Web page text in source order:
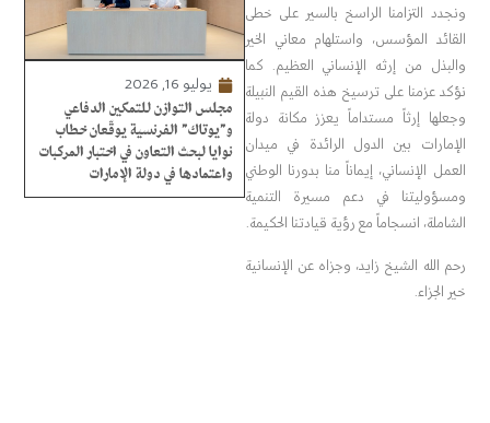
ونجدد التزامنا الراسخ بالسير على خطى
القائد المؤسس، واستلهام معاني الخير
والبذل من إرثه الإنساني العظيم. كما
نؤكد عزمنا على ترسيخ هذه القيم النبيلة
وجعلها إرثاً مستداماً يعزز مكانة دولة
الإمارات بين الدول الرائدة في ميدان
العمل الإنساني، إيماناً منا بدورنا الوطني
ومسؤوليتنا في دعم مسيرة التنمية
الشاملة، انسجاماً مع رؤية قيادتنا الحكيمة.
رحم الله الشيخ زايد، وجزاه عن الإنسانية
خير الجزاء.
يوليو 16, 2026
مجلس التوازن للتمكين الدفاعي
و”يوتاك” الفرنسية يوقّعان خطاب
نوايا لبحث التعاون في اختبار المركبات
واعتمادها في دولة الإمارات